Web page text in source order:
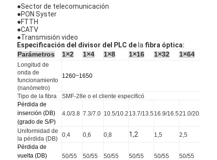
Hogar
Productos
Sobre nosotros
Viaje de la fábrica
Control de calidad
Éntrenos en contacto con
Noticias
●Sector de telecomunicación
●PON Syster
●FTTH
●CATV
●Transmisión video
Especificación del divisor del PLC de la fibra óptica:
Parámetros
1×2 1×4 1×8 1×16 1×32 1×64
Longitud de
onda de
funcionamiento
(nanómetro)
1260~1650
Tipo de la fibra
SMF-28e o el cliente especificó
Pérdida de
inserción (DB)
(grado de S/P)
4.0/3.8 7.3/7.0 10.5/10.2 13.7/13.5 16.9/16.521.0/20.5
Uniformidad de
la pérdida (DB)
0,4 0,6 0,8 1,2 1,5
2,5
Pérdida de
vuelta (DB)
50/55 50/55 50/55 50/55 50/55 50/55